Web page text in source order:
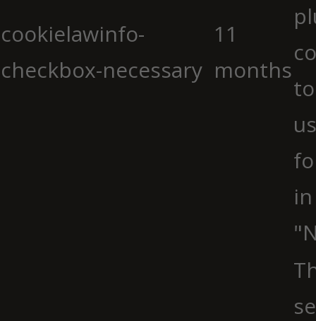
cookielawinfo-
checkbox-necessary
11
months